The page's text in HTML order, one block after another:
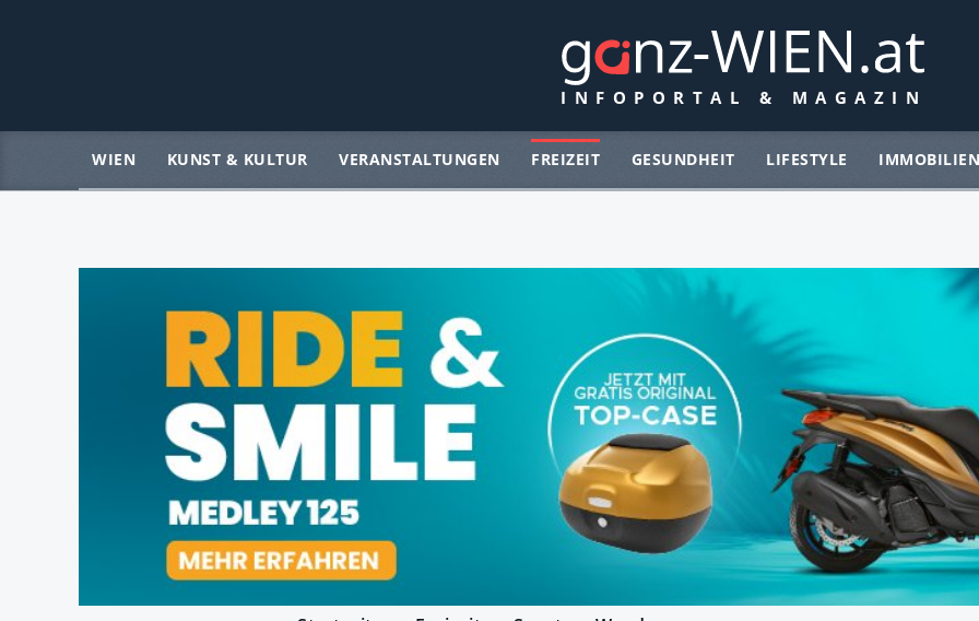
WIEN KUNST & KULTUR VERANSTALTUNGEN FREIZEIT GESUNDHEIT LIFESTYLE